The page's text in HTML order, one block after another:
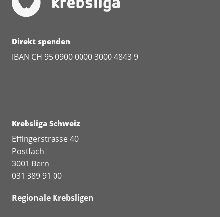
Direkt spenden
IBAN CH 95 0900 0000 3000 4843 9
Krebsliga Schweiz
Effingerstrasse 40
Postfach
3001 Bern
031 389 91 00
Regionale Krebsligen